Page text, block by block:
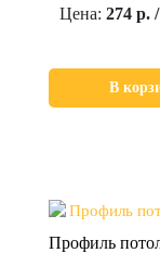
Цена: 274 р.
В
Профиль